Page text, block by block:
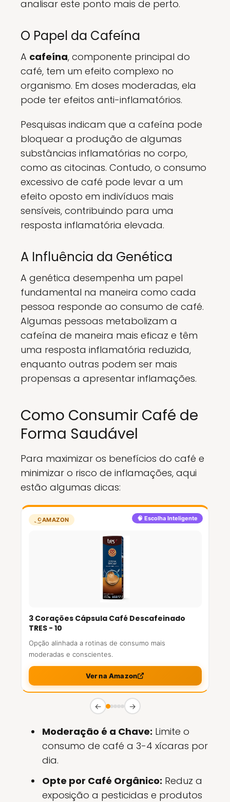
analisar este ponto mais de perto.
O Papel da Cafeína
A cafeína, componente principal do
café, tem um efeito complexo no
organismo. Em doses moderadas, ela
pode ter efeitos anti-inflamatórios.
Pesquisas indicam que a cafeína pode
bloquear a produção de algumas
substâncias inflamatórias no corpo,
como as citocinas. Contudo, o consumo
excessivo de café pode levar a um
efeito oposto em indivíduos mais
sensíveis, contribuindo para uma
resposta inflamatória elevada.
A Influência da Genética
A genética desempenha um papel
fundamental na maneira como cada
pessoa responde ao consumo de café.
Algumas pessoas metabolizam a
cafeína de maneira mais eficaz e têm
uma resposta inflamatória reduzida,
enquanto outras podem ser mais
propensas a apresentar inflamações.
Como Consumir Café de
Forma Saudável
Para maximizar os benefícios do café e
minimizar o risco de inflamações, aqui
estão algumas dicas:
🧠 Escolha Inteligente
AMAZON
3 Corações Cápsula Café Descafeinado
TRES - 10
Opção alinhada a rotinas de consumo mais
moderadas e conscientes.
Ver na Amazon
← →
Moderação é a Chave: Limite o
consumo de café a 3-4 xícaras por
dia.
Opte por Café Orgânico: Reduz a
exposição a pesticidas e produtos